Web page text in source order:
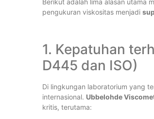
Berikut adalah lima alasan utama
pengukuran viskositas menjadi
1. Kepatuhan
D445 dan ISO)
Di lingkungan laboratorium yang
internasional. Ubbelohde
kritis, terutama: